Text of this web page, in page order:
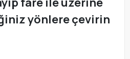
yönlere çevirin